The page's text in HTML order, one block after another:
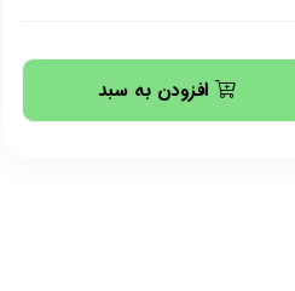
افزودن به سبد